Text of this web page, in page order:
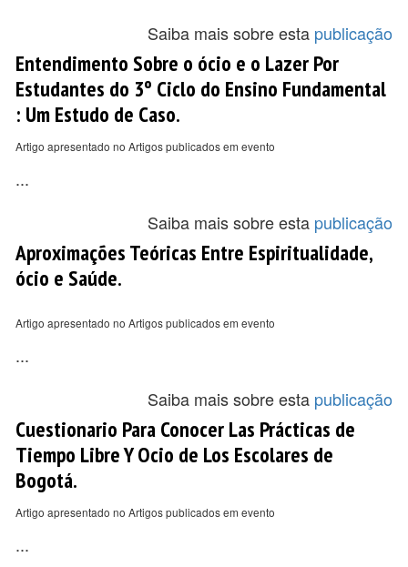
Saiba mais sobre esta publicação
Entendimento Sobre o ócio e o Lazer Por
Estudantes do 3º Ciclo do Ensino Fundamental
: Um Estudo de Caso.
Artigo apresentado no Artigos publicados em evento
...
Saiba mais sobre esta publicação
Aproximações Teóricas Entre Espiritualidade,
ócio e Saúde.
Artigo apresentado no Artigos publicados em evento
...
Saiba mais sobre esta publicação
Cuestionario Para Conocer Las Prácticas de
Tiempo Libre Y Ocio de Los Escolares de
Bogotá.
Artigo apresentado no Artigos publicados em evento
...